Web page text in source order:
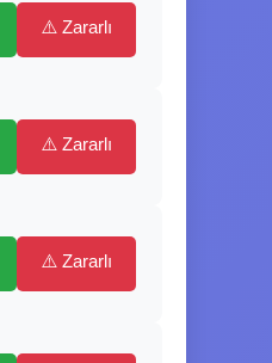
⚠️ Zararlı
⚠️ Zararlı
⚠️ Zararlı